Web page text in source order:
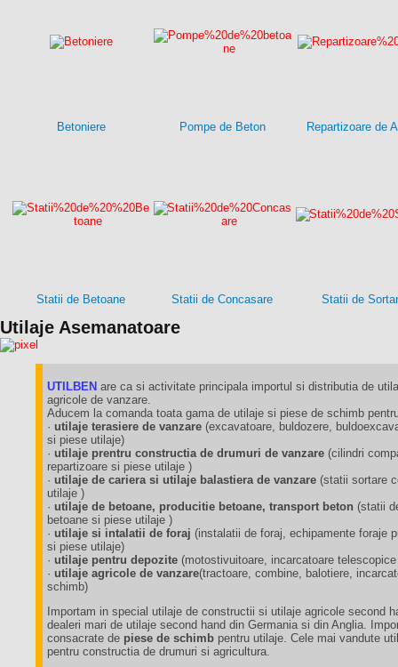
Betoniere Pompe de Beton Repartizoare de
Statii de Betoane Statii de Concasare Statii de
Utilaje Asemanatoare
UTILBEN are ca si activitate principala importul si distributia de
agricole de vanzare.
Aducem la comanda toata gama de utilaje si piese de schimb
· utilaje terasiere de vanzare (excavatoare, buldozere,
si piese utilaje)
· utilaje prentru constructia de drumuri de vanzare (cilindri
repartizoare si piese utilaje )
· utilaje de cariera si utilaje balastiera de vanzare (statii sortare
utilaje )
· utilaje de betoane, producitie betoane, transport beton (statii
betoane si piese utilaje )
· utilaje si intalatii de foraj (instalatii de foraj, echipamente foraje
si piese utilaje)
· utilaje pentru depozite (motostivuitoare, incarcatoare
· utilaje agricole de vanzare(tractoare, combine, balotiere,
schimb)
Importam in special utilaje de constructii si utilaje agricole second
dealeri mari de utilaje second hand din Germania si din Anglia.
consacrate de piese de schimb pentru utilaje. Cele mai vandute
pentru constructia de drumuri si agricultura.